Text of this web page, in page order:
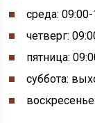
среда:
четверг:
пятница:
суббота: